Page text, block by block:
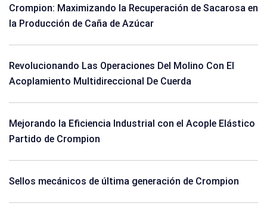
Crompion: Maximizando la Recuperación de Sacarosa en
la Producción de Caña de Azúcar
Revolucionando Las Operaciones Del Molino Con El
Acoplamiento Multidireccional De Cuerda
Mejorando la Eficiencia Industrial con el Acople Elástico
Partido de Crompion
Sellos mecánicos de última generación de Crompion